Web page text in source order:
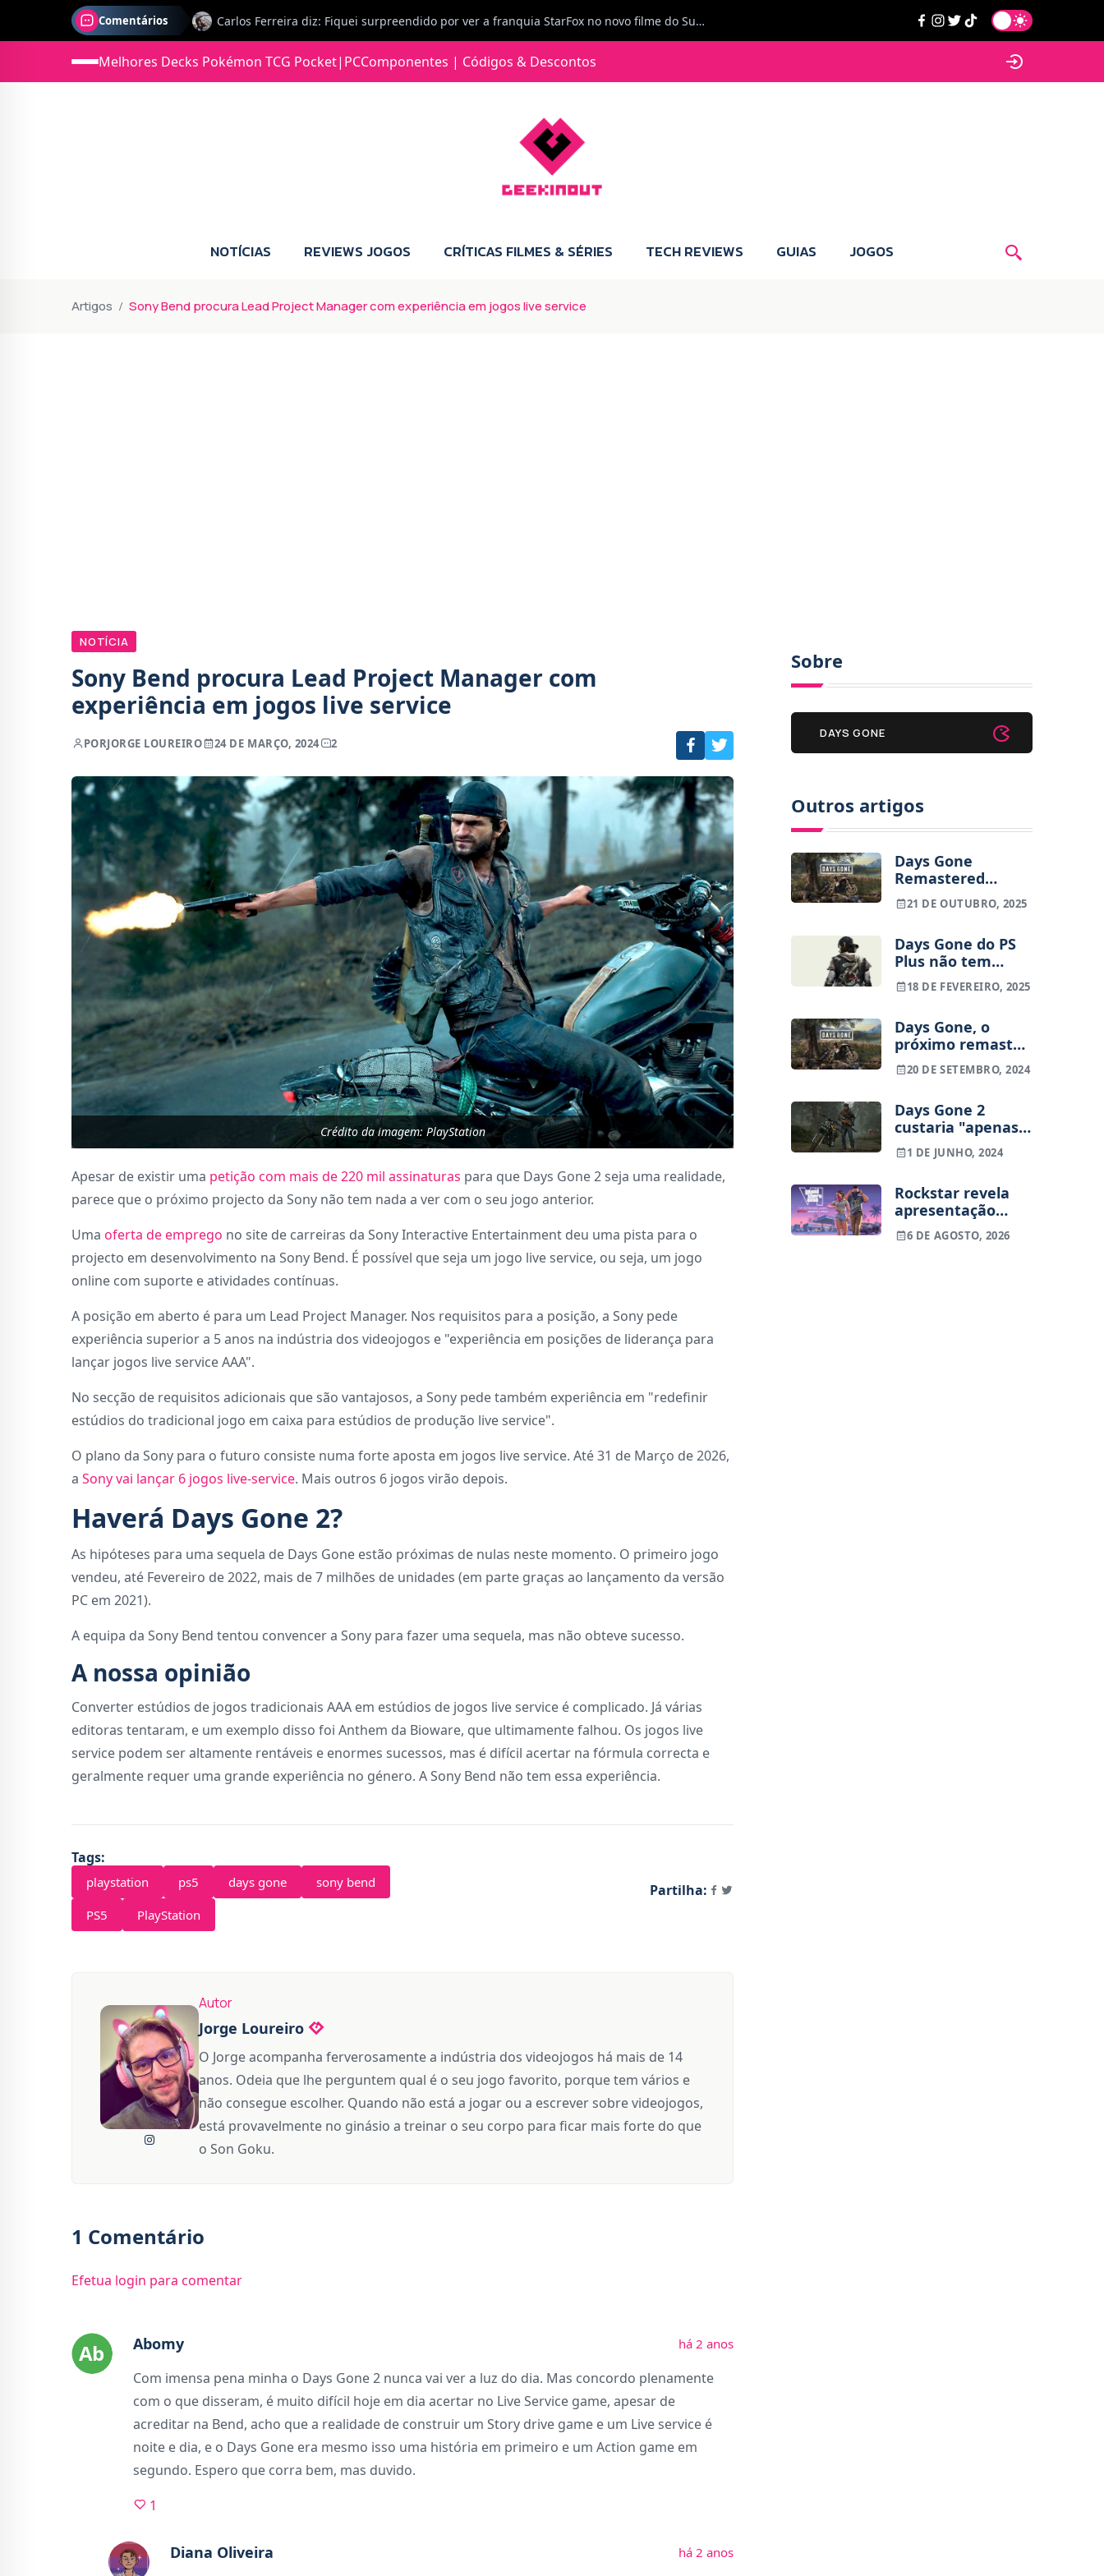
Comentários Jorge Loureiro | Fearme diz: A versão da Switch 2 tem censura... mas também não perdes muito.
Jonas diz: Estou seriamente com vontade para comprar para a Switch 2 :P
Jorge Loureiro | Fearme diz: Boas, obrigado pelo teu comentário. Talvez seja verdade que a Microsoft está a tentar redefinir o futuro dos jogos, mas para uma marca que já trocou de estratégia tantas vezes, é difícil acreditar em mais uma virada de direção. Basta lembrar do Kinect, da aposta no cloud gaming, ou mesmo do discurso de que os exclusivos eram "essenciais": todas essas promessas acabaram por perder força com o tempo. Além disso, há um ponto chave que estás a ignorar: as consolas Xbox. Está à vista que foram praticamente abandonadas. Quem comprou uma Xbox Series X a pensar que ia ser a máquina indispensável para jogar exclusivos, ficou a arder, porque hoje esses jogos chegam também ao PC e, cada vez mais, até à concorrência. Isso mina a identidade da marca e enfraquece a confiança dos jogadores. A PlayStation até pode estar a lançar alguns jogos na Xbox como o Helldivers 2, mas não é o catálogo inteiro. Desta forma, as consolas PS5 continuam a ter valor.
Melhores Decks Pokémon TCG Pocket| PCComponentes | Códigos & Descontos
NOTÍCIAS REVIEWS JOGOS CRÍTICAS FILMES & SÉRIES TECH REVIEWS GUIAS JOGOS
Artigos Sony Bend procura Lead Project Manager com experiência em jogos live service
NOTÍCIA
Sony Bend procura Lead Project Manager com
experiência em jogos live service
PORJORGE LOUREIRO 24 DE MARÇO, 2024 2
Crédito da imagem: PlayStation
Apesar de existir uma petição com mais de 220 mil assinaturas para que Days Gone 2 seja uma realidade,
parece que o próximo projecto da Sony não tem nada a ver com o seu jogo anterior.
Uma oferta de emprego no site de carreiras da Sony Interactive Entertainment deu uma pista para o
projecto em desenvolvimento na Sony Bend. É possível que seja um jogo live service, ou seja, um jogo
online com suporte e atividades contínuas.
A posição em aberto é para um Lead Project Manager. Nos requisitos para a posição, a Sony pede
experiência superior a 5 anos na indústria dos videojogos e "experiência em posições de liderança para
lançar jogos live service AAA".
No secção de requisitos adicionais que são vantajosos, a Sony pede também experiência em "redefinir
estúdios do tradicional jogo em caixa para estúdios de produção live service".
O plano da Sony para o futuro consiste numa forte aposta em jogos live service. Até 31 de Março de 2026,
a Sony vai lançar 6 jogos live-service. Mais outros 6 jogos virão depois.
Haverá Days Gone 2?
As hipóteses para uma sequela de Days Gone estão próximas de nulas neste momento. O primeiro jogo
vendeu, até Fevereiro de 2022, mais de 7 milhões de unidades (em parte graças ao lançamento da versão
PC em 2021).
A equipa da Sony Bend tentou convencer a Sony para fazer uma sequela, mas não obteve sucesso.
A nossa opinião
Converter estúdios de jogos tradicionais AAA em estúdios de jogos live service é complicado. Já várias
editoras tentaram, e um exemplo disso foi Anthem da Bioware, que ultimamente falhou. Os jogos live
service podem ser altamente rentáveis e enormes sucessos, mas é difícil acertar na fórmula correcta e
geralmente requer uma grande experiência no género. A Sony Bend não tem essa experiência.
Tags:
playstation ps5 days gone
sony bend
PS5
PlayStation
Partilha:
Autor
Jorge Loureiro
O Jorge acompanha ferverosamente a indústria dos videojogos há mais de 14
anos. Odeia que lhe perguntem qual é o seu jogo favorito, porque tem vários e
não consegue escolher. Quando não está a jogar ou a escrever sobre videojogos,
está provavelmente no ginásio a treinar o seu corpo para ficar mais forte do que
o Son Goku.
1 Comentário
Efetua login para comentar
Abomy há 2 anos
Com imensa pena minha o Days Gone 2 nunca vai ver a luz do dia. Mas concordo plenamente
com o que disseram, é muito difícil hoje em dia acertar no Live Service game, apesar de
acreditar na Bend, acho que a realidade de construir um Story drive game e um Live service é
noite e dia, e o Days Gone era mesmo isso uma história em primeiro e um Action game em
segundo. Espero que corra bem, mas duvido.
1
Diana Oliveira há 2 anos
Sobre
DAYS GONE
Outros artigos
Days Gone
Remastered
recebe
atualização
com novo modo
de poupança de
energia
21 DE OUTUBRO, 2025
Days Gone do PS
Plus não tem
upgrade para a
versão
18 DE FEVEREIRO, 2025
Days Gone, o
próximo remaster
da Sony? Os
rumores estão a
20 DE SETEMBRO, 2024
Days Gone 2
custaria "apenas"
$150 milhões,
menos que a nova
1 DE JUNHO, 2024
Rockstar revela
apresentação
alargada de GTA
VI para 27 de
6 DE AGOSTO, 2026